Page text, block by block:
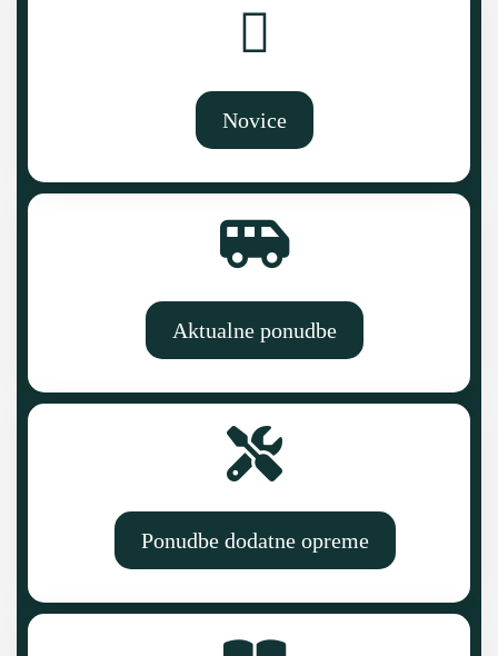
Novice
Aktualne ponudbe
Ponudbe dodatne opreme